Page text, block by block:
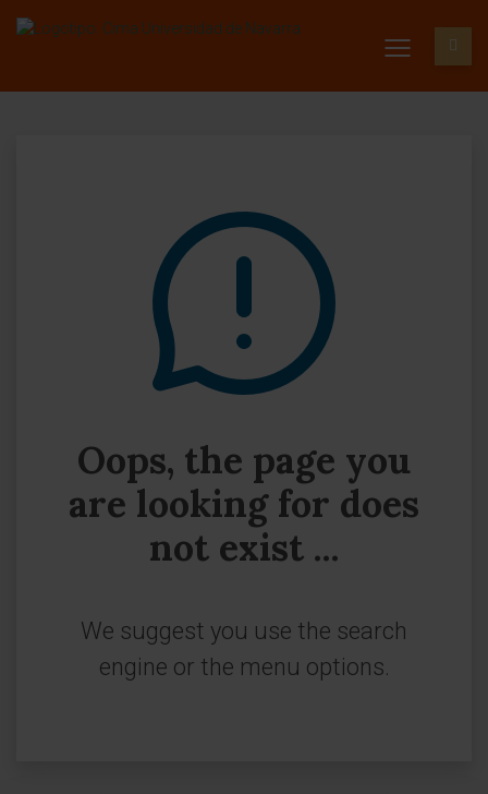
Oops, the page you
are looking for does
not exist ...
We suggest you use the search
engine or the menu options.